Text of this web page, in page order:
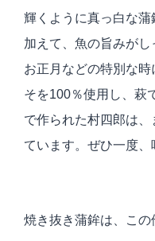
輝くように真っ白な
加えて、魚の旨みがし
お正月などの特別な時
そを100％使用し、萩
で作られた村四郎は
ています。ぜひ一度、
焼き抜き蒲鉾は、この